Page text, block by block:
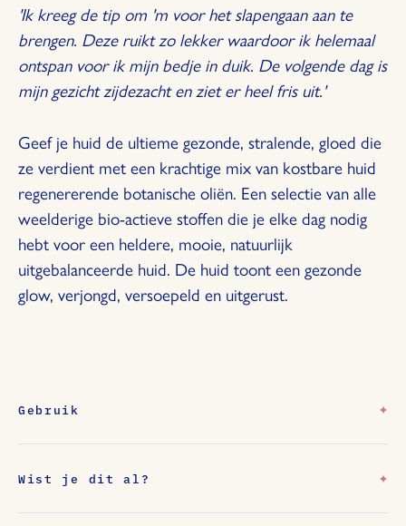
'Ik kreeg de tip om 'm voor het slapengaan aan te
brengen. Deze ruikt zo lekker waardoor ik helemaal
ontspan voor ik mijn bedje in duik. De volgende dag is
mijn gezicht zijdezacht en ziet er heel fris uit.'
Geef je huid de ultieme gezonde, stralende, gloed die
ze verdient met een krachtige mix van kostbare huid
regenererende botanische oliën. Een selectie van alle
weelderige bio-actieve stoffen die je elke dag nodig
hebt voor een heldere, mooie, natuurlijk
uitgebalanceerde huid. De huid toont een gezonde
glow, verjongd, versoepeld en uitgerust.
Gebruik
Wist je dit al?